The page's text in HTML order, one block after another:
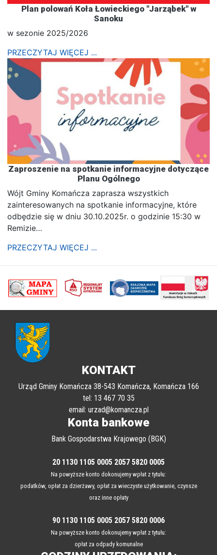
Plan polowań Koła Łowieckiego "Jarząbek" w
Sanoku
w sezonie 2025/2026
PRZECZYTAJ WIĘCEJ ...
Zaproszenie na spotkanie informacyjne dotyczące
Planu Ogólnego
Wójt Gminy Komańcza zaprasza wszystkich
zainteresowanych na spotkanie informacyjne, które
odbędzie się w dniu 30.10.2025r. o godzinie 15:30 w
Remizie…
PRZECZYTAJ WIĘCEJ ...
poprzednii
KONTAKT
Urząd Gminy Komańcza 38-543 Komańcza, Komańcza 166
tel: 13 467 70 35
email: urzad@komancza.pl
Konta bankowe
Bank Gospodarstwa Krajowego (BGK)
opłat za odpady komunalne